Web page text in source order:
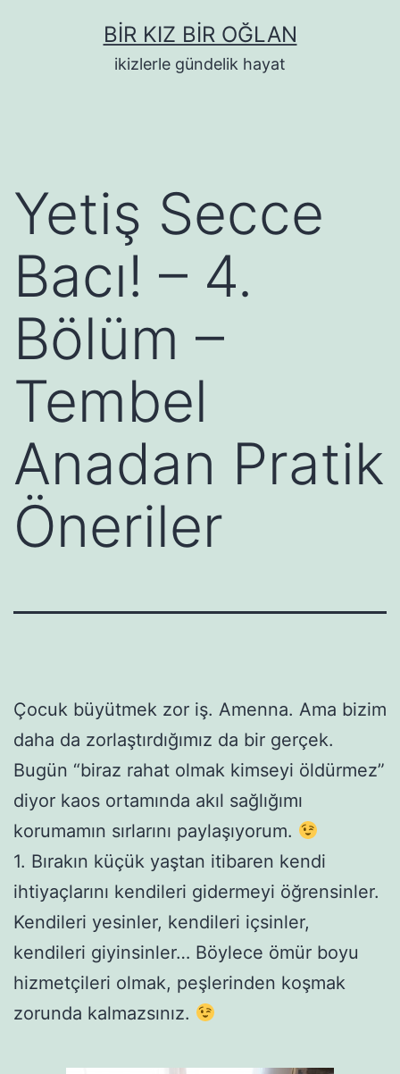
BIR KIZ BIR OĞLAN
ikizlerle gündelik hayat
Yetiş Secce
Bacı! – 4.
Bölüm –
Tembel
Anadan Pratik
Öneriler
Çocuk büyütmek zor iş. Amenna. Ama bizim
daha da zorlaştırdığımız da bir gerçek.
Bugün “biraz rahat olmak kimseyi öldürmez”
diyor kaos ortamında akıl sağlığımı
korumamın sırlarını paylaşıyorum.
1. Bırakın küçük yaştan itibaren kendi
ihtiyaçlarını kendileri gidermeyi öğrensinler.
Kendileri yesinler, kendileri içsinler,
kendileri giyinsinler… Böylece ömür boyu
hizmetçileri olmak, peşlerinden koşmak
zorunda kalmazsınız.